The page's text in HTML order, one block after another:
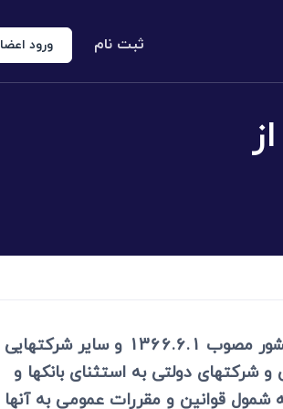
الخروجی
ثبت نام ورود اعضا
ماده 30 ـ کلیه وزارتخانه ها موسسات و شرکتهای دولتی موضوع ماده (4) قانون محاسبات عمومی کشور مصوب 1366.6.1 و سایر شرکتهایی
دولتی و شرکتهای دولتی به استثنای بانکها و
قوانین و مقررات عمومی به آنها